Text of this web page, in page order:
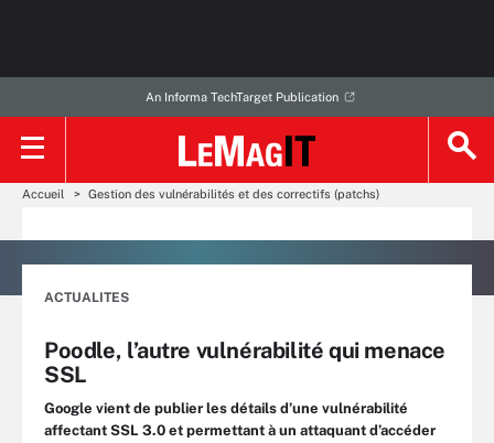
An Informa TechTarget Publication
Accueil Gestion des vulnérabilités et des correctifs (patchs)
ACTUALITES
Poodle, l’autre vulnérabilité qui menace
SSL
Google vient de publier les détails d’une vulnérabilité
affectant SSL 3.0 et permettant à un attaquant d’accéder